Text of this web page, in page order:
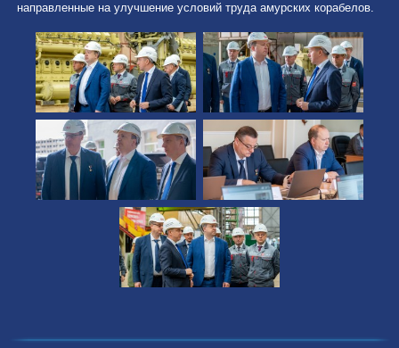
направленные на улучшение условий труда амурских корабелов.